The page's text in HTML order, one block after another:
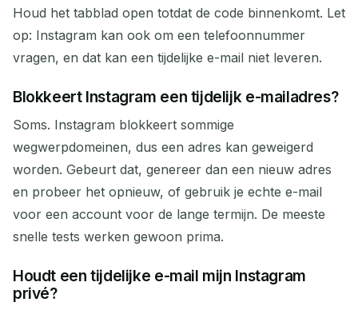
Houd het tabblad open totdat de code binnenkomt. Let
op: Instagram kan ook om een telefoonnummer
vragen, en dat kan een tijdelijke e-mail niet leveren.
Blokkeert Instagram een tijdelijk e-mailadres?
Soms. Instagram blokkeert sommige
wegwerpdomeinen, dus een adres kan geweigerd
worden. Gebeurt dat, genereer dan een nieuw adres
en probeer het opnieuw, of gebruik je echte e-mail
voor een account voor de lange termijn. De meeste
snelle tests werken gewoon prima.
Houdt een tijdelijke e-mail mijn Instagram
privé?